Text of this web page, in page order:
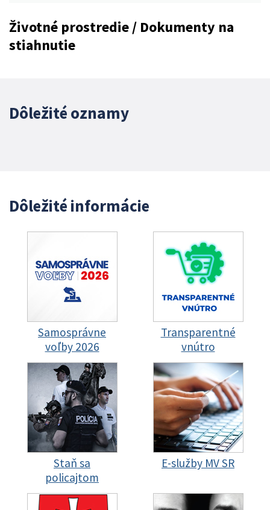
Životné prostredie / Dokumenty na
stiahnutie
Dôležité oznamy
Dôležité informácie
Samosprávne
voľby 2026
Transparentné
vnútro
Staň sa
policajtom
E-služby MV SR